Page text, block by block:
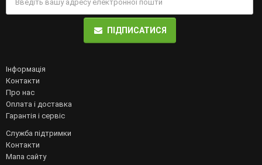
ПІДПИСАТИСЯ
Інформація
Контакти
Про нас
Оплата і доставка
Гарантія і сервіс
Служба підтримки
Контакти
Мапа сайту